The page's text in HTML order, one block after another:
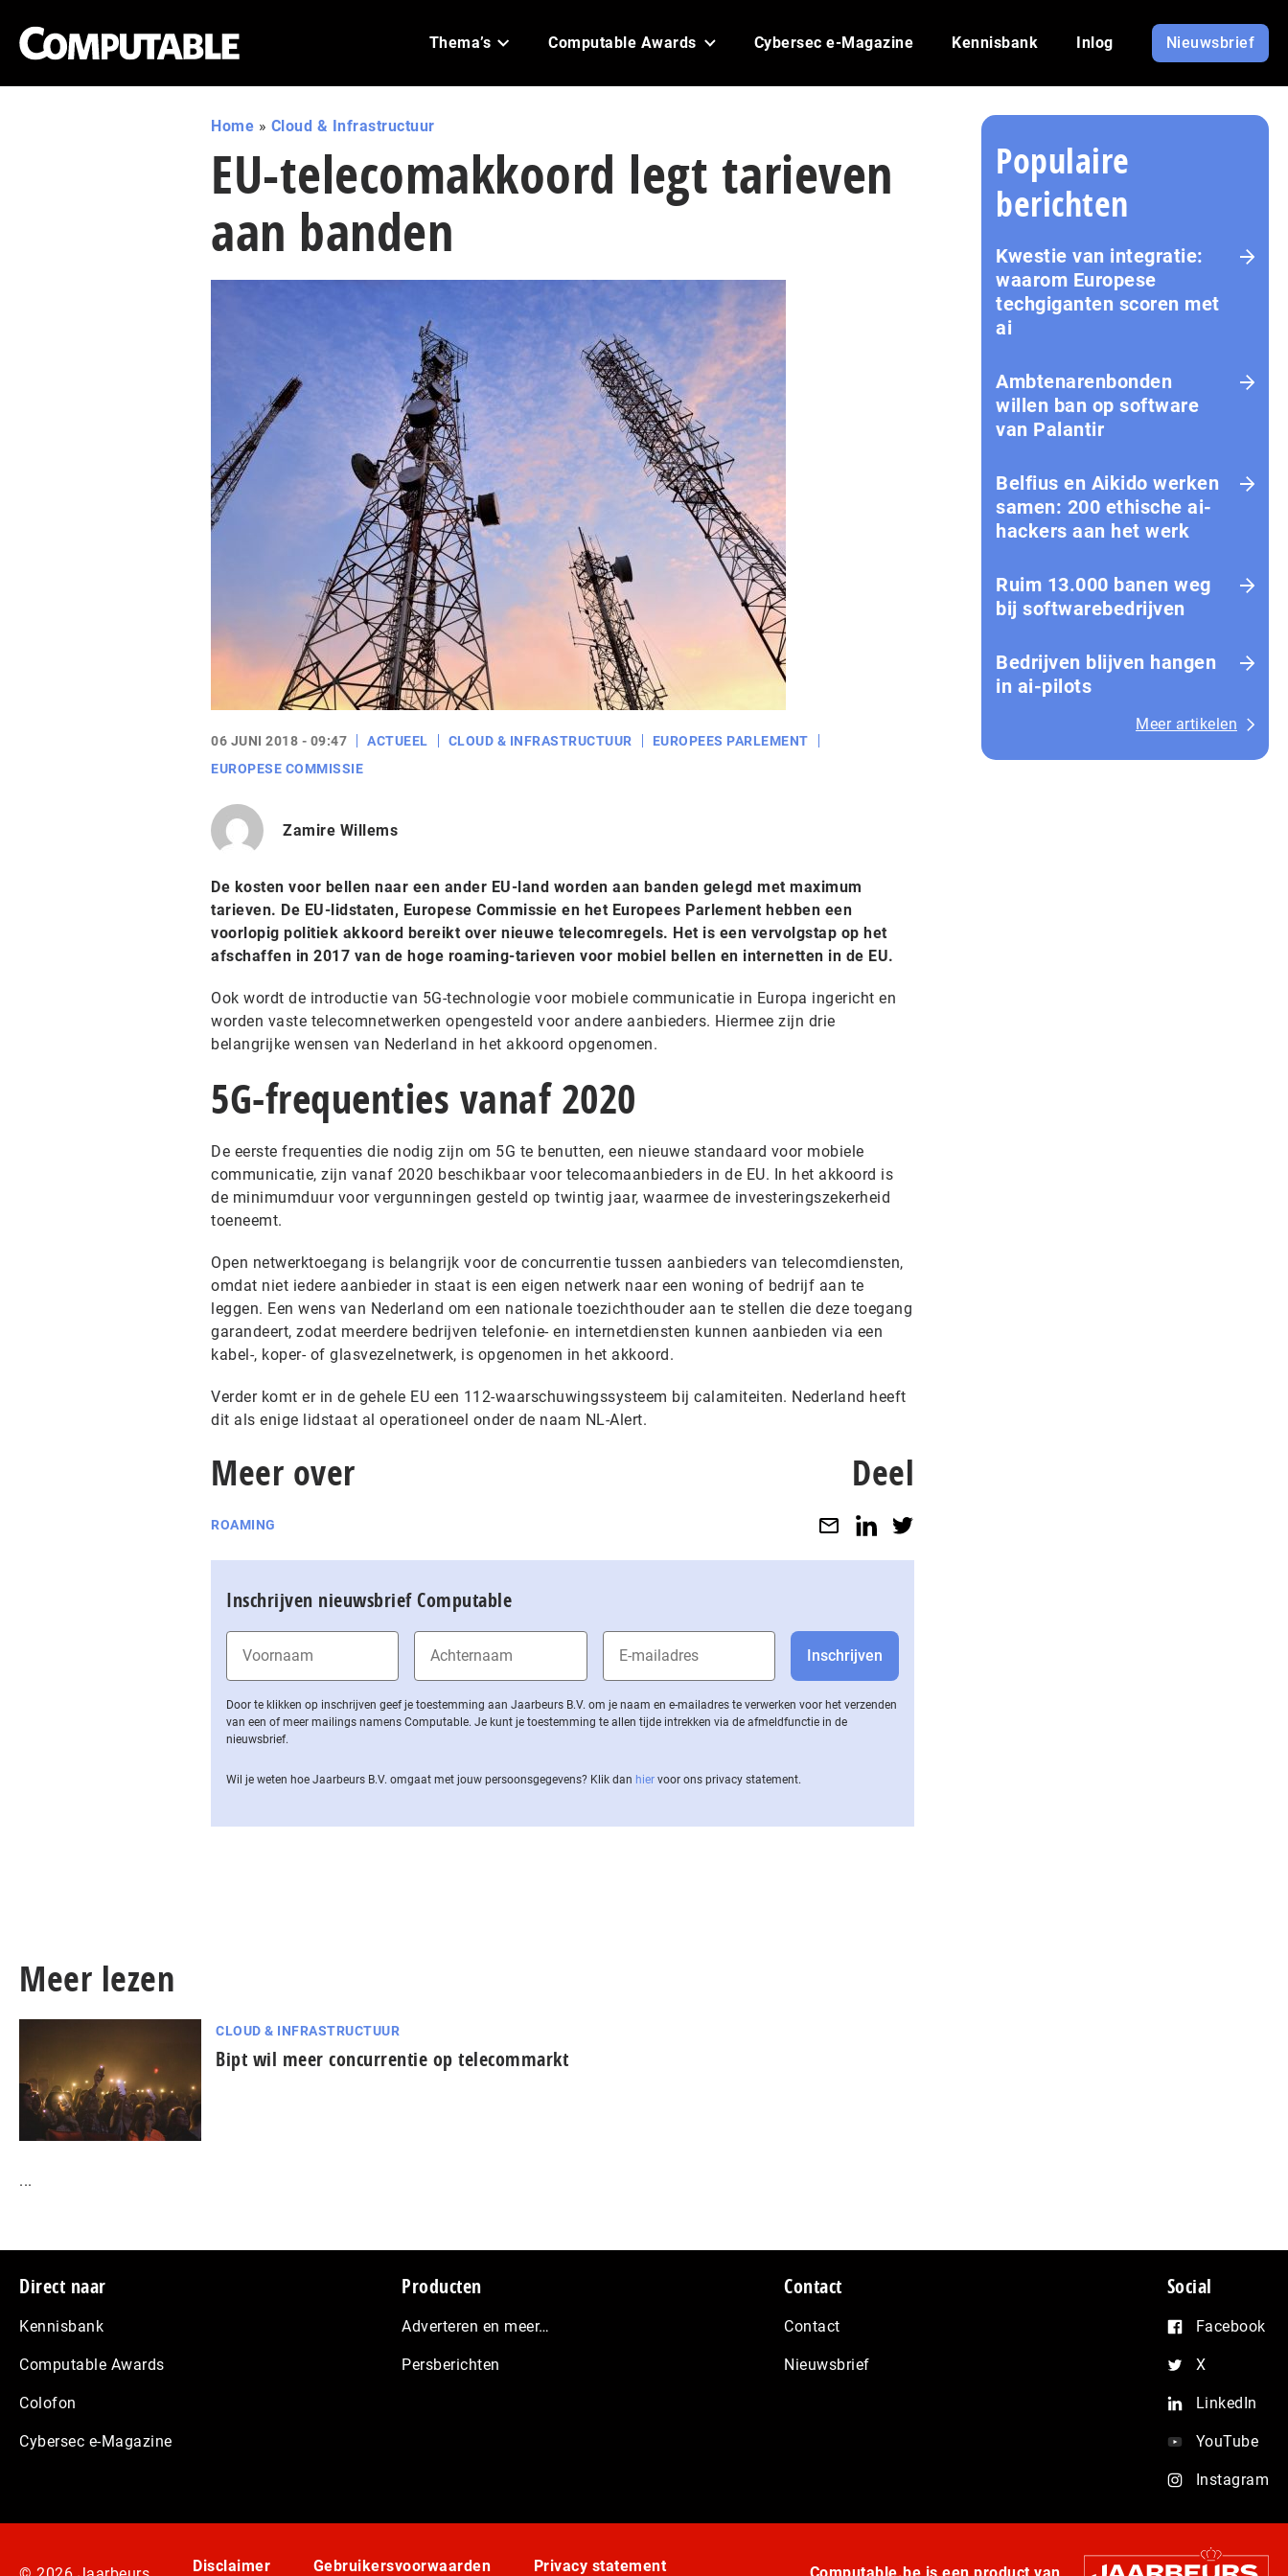
Thema’s Computable Awards Cybersec e-Magazine Kennisbank Inlog Nieuwsbrief
Home » Cloud & Infrastructuur
EU-telecomakkoord legt tarieven
aan banden
06 JUNI 2018 - 09:47 ACTUEEL CLOUD & INFRASTRUCTUUR
EUROPEES PARLEMENT
EUROPESE COMMISSIE
Zamire Willems
De kosten voor bellen naar een ander EU-land worden aan banden gelegd met maximum
tarieven. De EU-lidstaten, Europese Commissie en het Europees Parlement hebben een
voorlopig politiek akkoord bereikt over nieuwe telecomregels. Het is een vervolgstap op het
afschaffen in 2017 van de hoge roaming-tarieven voor mobiel bellen en internetten in de EU.
Ook wordt de introductie van 5G-technologie voor mobiele communicatie in Europa ingericht en
worden vaste telecomnetwerken opengesteld voor andere aanbieders. Hiermee zijn drie
belangrijke wensen van Nederland in het akkoord opgenomen.
5G-frequenties vanaf 2020
De eerste frequenties die nodig zijn om 5G te benutten, een nieuwe standaard voor mobiele
communicatie, zijn vanaf 2020 beschikbaar voor telecomaanbieders in de EU. In het akkoord is
de minimumduur voor vergunningen gesteld op twintig jaar, waarmee de investeringszekerheid
toeneemt.
Open netwerktoegang is belangrijk voor de concurrentie tussen aanbieders van telecomdiensten,
omdat niet iedere aanbieder in staat is een eigen netwerk naar een woning of bedrijf aan te
leggen. Een wens van Nederland om een nationale toezichthouder aan te stellen die deze toegang
garandeert, zodat meerdere bedrijven telefonie- en internetdiensten kunnen aanbieden via een
kabel-, koper- of glasvezelnetwerk, is opgenomen in het akkoord.
Verder komt er in de gehele EU een 112-waarschuwingssysteem bij calamiteiten. Nederland heeft
dit als enige lidstaat al operationeel onder de naam NL-Alert.
Meer over
ROAMING
Deel
Inschrijven nieuwsbrief Computable
Door te klikken op inschrijven geef je toestemming aan Jaarbeurs B.V. om je naam en e-mailadres te verwerken voor het verzenden
van een of meer mailings namens Computable. Je kunt je toestemming te allen tijde intrekken via de af­meld­func­tie in de
nieuwsbrief.
Wil je weten hoe Jaarbeurs B.V. omgaat met jouw per­soons­ge­ge­vens? Klik dan hier voor ons privacy statement.
Populaire
berichten
Kwestie van integratie:
waarom Europese
techgiganten scoren met
ai
Amb­te­na­ren­bon­den
willen ban op software
van Palantir
Belfius en Aikido werken
samen: 200 ethische ai-
hackers aan het werk
Ruim 13.000 banen weg
bij softwarebedrijven
Bedrijven blijven hangen
in ai-pilots
Meer artikelen
Meer lezen
CLOUD & INFRASTRUCTUUR
Bipt wil meer concurrentie op telecommarkt
...
Footer
Direct naar
Kennisbank
Computable Awards
Colofon
Cybersec e-Magazine
Producten
Adverteren en meer…
Persberichten
Contact
Contact
Nieuwsbrief
Social
Facebook
X
LinkedIn
YouTube
Instagram
Disclaimer Gebruikersvoorwaarden Privacy statement